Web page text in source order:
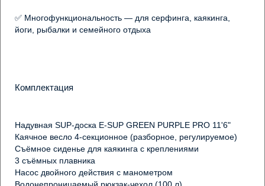
✅ Многофункциональность — для серфинга, каякинга,
йоги, рыбалки и семейного отдыха
подростков и даже новичков
✅ Яркий дизайн  — выделяется на воде и отлично
смотрится в кадре
Комплектация
Надувная SUP-доска E-SUP GREEN PURPLE PRO 11'6"
Каячное весло 4-секционное (разборное, регулируемое)
Съёмное сиденье для каякинга с креплениями
3 съёмных плавника
Насос двойного действия с манометром
Водонепроницаемый рюкзак-чехол (100 л)